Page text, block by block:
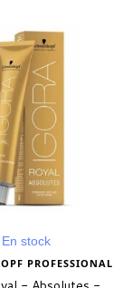
En stock
PROFESSIONAL